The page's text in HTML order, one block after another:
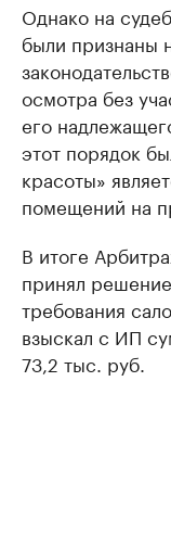
Однако на
были признаны
осмотра без
его
этот порядок
красоты»
помещений на
В итоге
принял
требования
взыскал с ИП
73,2 тыс. руб.